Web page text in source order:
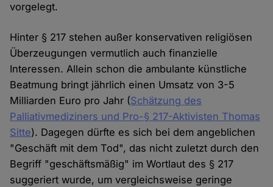
vorgelegt.
Hinter § 217 stehen außer konservativen religiösen
Überzeugungen vermutlich auch finanzielle
Interessen. Allein schon die ambulante künstliche
Beatmung bringt jährlich einen Umsatz von 3-5
Milliarden Euro pro Jahr (Schätzung des
Palliativmediziners und Pro-§ 217-Aktivisten Thomas
Sitte). Dagegen dürfte es sich bei dem angeblichen
"Geschäft mit dem Tod", das nicht zuletzt durch den
Begriff "geschäftsmäßig" im Wortlaut des § 217
suggeriert wurde, um vergleichsweise geringe